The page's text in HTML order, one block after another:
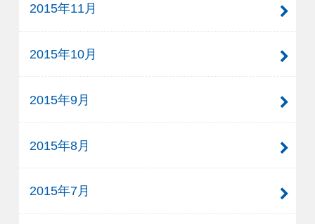
2015年11月
2015年10月
2015年9月
2015年8月
2015年7月